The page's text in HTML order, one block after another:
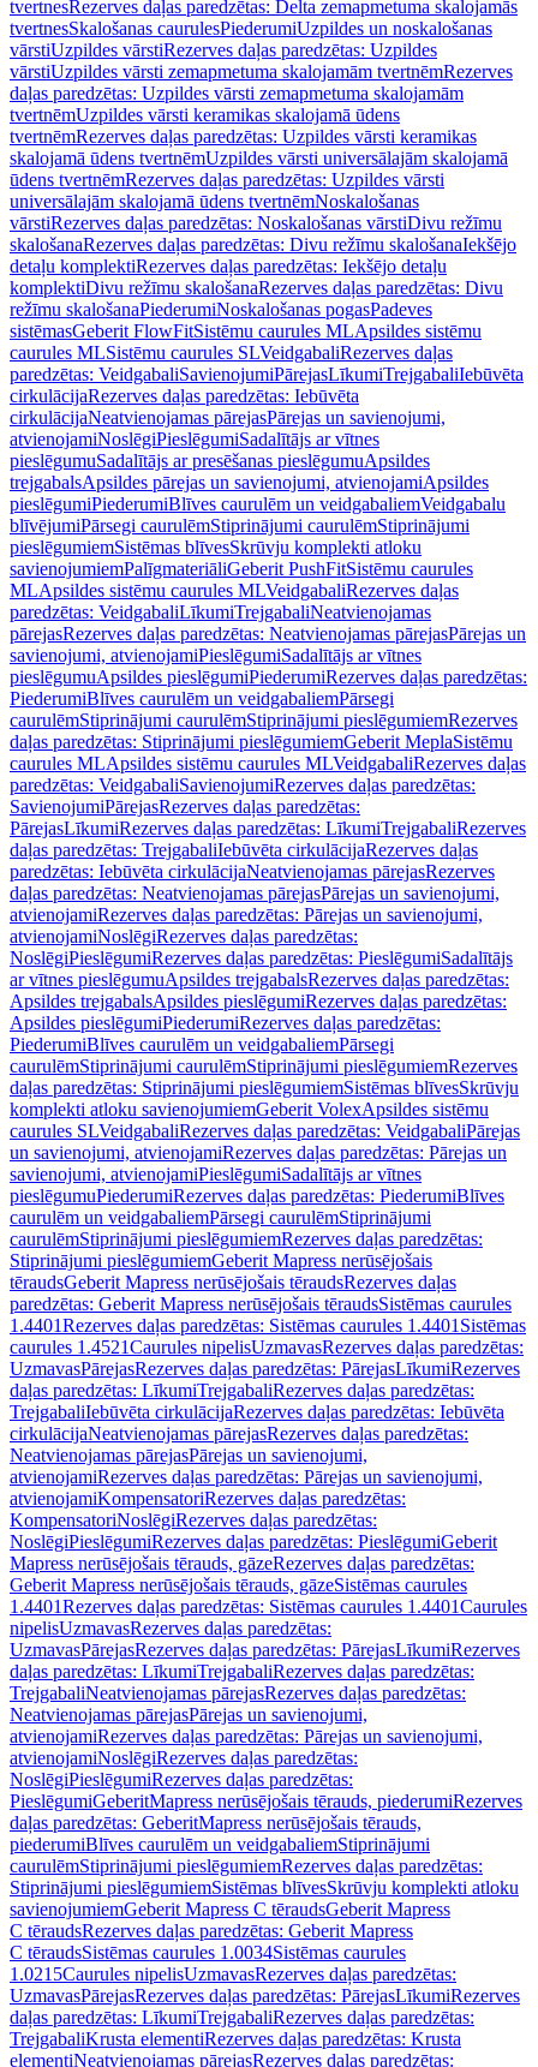
tvertnesRezerves daļas paredzētas: Delta zemapmetuma skalojamās
tvertnesSkalošanas caurulesPiederumiUzpildes un noskalošanas
vārstiUzpildes vārstiRezerves daļas paredzētas: Uzpildes
vārstiUzpildes vārsti zemapmetuma skalojamām tvertnēmRezerves
daļas paredzētas: Uzpildes vārsti zemapmetuma skalojamām
tvertnēmUzpildes vārsti keramikas skalojamā ūdens
tvertnēmRezerves daļas paredzētas: Uzpildes vārsti keramikas
skalojamā ūdens tvertnēmUzpildes vārsti universālajām skalojamā
ūdens tvertnēmRezerves daļas paredzētas: Uzpildes vārsti
universālajām skalojamā ūdens tvertnēmNoskalošanas
vārstiRezerves daļas paredzētas: Noskalošanas vārstiDivu režīmu
skalošanaRezerves daļas paredzētas: Divu režīmu skalošanaIekšējo
detaļu komplektiRezerves daļas paredzētas: Iekšējo detaļu
komplektiDivu režīmu skalošanaRezerves daļas paredzētas: Divu
režīmu skalošanaPiederumiNoskalošanas pogasPadeves
sistēmasGeberit FlowFitSistēmu caurules MLApsildes sistēmu
caurules MLSistēmu caurules SLVeidgabaliRezerves daļas
paredzētas: VeidgabaliSavienojumiPārejasLīkumiTrejgabaliIebūvēta
cirkulācijaRezerves daļas paredzētas: Iebūvēta
cirkulācijaNeatvienojamas pārejasPārejas un savienojumi,
atvienojamiNoslēgiPieslēgumiSadalītājs ar vītnes
pieslēgumuSadalītājs ar presēšanas pieslēgumuApsildes
trejgabalsApsildes pārejas un savienojumi, atvienojamiApsildes
pieslēgumiPiederumiBlīves caurulēm un veidgabaliemVeidgabalu
blīvējumiPārsegi caurulēmStiprinājumi caurulēmStiprinājumi
pieslēgumiemSistēmas blīvesSkrūvju komplekti atloku
savienojumiemPalīgmateriāliGeberit PushFitSistēmu caurules
MLApsildes sistēmu caurules MLVeidgabaliRezerves daļas
paredzētas: VeidgabaliLīkumiTrejgabaliNeatvienojamas
pārejasRezerves daļas paredzētas: Neatvienojamas pārejasPārejas un
savienojumi, atvienojamiPieslēgumiSadalītājs ar vītnes
pieslēgumuApsildes pieslēgumiPiederumiRezerves daļas paredzētas:
PiederumiBlīves caurulēm un veidgabaliemPārsegi
caurulēmStiprinājumi caurulēmStiprinājumi pieslēgumiemRezerves
daļas paredzētas: Stiprinājumi pieslēgumiemGeberit MeplaSistēmu
caurules MLApsildes sistēmu caurules MLVeidgabaliRezerves daļas
paredzētas: VeidgabaliSavienojumiRezerves daļas paredzētas:
SavienojumiPārejasRezerves daļas paredzētas:
PārejasLīkumiRezerves daļas paredzētas: LīkumiTrejgabaliRezerves
daļas paredzētas: TrejgabaliIebūvēta cirkulācijaRezerves daļas
paredzētas: Iebūvēta cirkulācijaNeatvienojamas pārejasRezerves
daļas paredzētas: Neatvienojamas pārejasPārejas un savienojumi,
atvienojamiRezerves daļas paredzētas: Pārejas un savienojumi,
atvienojamiNoslēgiRezerves daļas paredzētas:
NoslēgiPieslēgumiRezerves daļas paredzētas: PieslēgumiSadalītājs
ar vītnes pieslēgumuApsildes trejgabalsRezerves daļas paredzētas:
Apsildes trejgabalsApsildes pieslēgumiRezerves daļas paredzētas:
Apsildes pieslēgumiPiederumiRezerves daļas paredzētas:
PiederumiBlīves caurulēm un veidgabaliemPārsegi
caurulēmStiprinājumi caurulēmStiprinājumi pieslēgumiemRezerves
daļas paredzētas: Stiprinājumi pieslēgumiemSistēmas blīvesSkrūvju
komplekti atloku savienojumiemGeberit VolexApsildes sistēmu
caurules SLVeidgabaliRezerves daļas paredzētas: VeidgabaliPārejas
un savienojumi, atvienojamiRezerves daļas paredzētas: Pārejas un
savienojumi, atvienojamiPieslēgumiSadalītājs ar vītnes
pieslēgumuPiederumiRezerves daļas paredzētas: PiederumiBlīves
caurulēm un veidgabaliemPārsegi caurulēmStiprinājumi
caurulēmStiprinājumi pieslēgumiemRezerves daļas paredzētas:
Stiprinājumi pieslēgumiemGeberit Mapress nerūsējošais
tēraudsGeberit Mapress nerūsējošais tēraudsRezerves daļas
paredzētas: Geberit Mapress nerūsējošais tēraudsSistēmas caurules
1.4401Rezerves daļas paredzētas: Sistēmas caurules 1.4401 Sistēmas
caurules 1.4521Caurules nipelisUzmavasRezerves daļas paredzētas:
UzmavasPārejasRezerves daļas paredzētas: PārejasLīkumiRezerves
daļas paredzētas: LīkumiTrejgabaliRezerves daļas paredzētas:
TrejgabaliIebūvēta cirkulācijaRezerves daļas paredzētas: Iebūvēta
cirkulācijaNeatvienojamas pārejasRezerves daļas paredzētas:
Neatvienojamas pārejasPārejas un savienojumi,
atvienojamiRezerves daļas paredzētas: Pārejas un savienojumi,
atvienojamiKompensatoriRezerves daļas paredzētas:
KompensatoriNoslēgiRezerves daļas paredzētas:
NoslēgiPieslēgumiRezerves daļas paredzētas: PieslēgumiGeberit
Mapress nerūsējošais tērauds, gāzeRezerves daļas paredzētas:
Geberit Mapress nerūsējošais tērauds, gāzeSistēmas caurules
1.4401Rezerves daļas paredzētas: Sistēmas caurules 1.4401Caurules
nipelisUzmavasRezerves daļas paredzētas:
UzmavasPārejasRezerves daļas paredzētas: PārejasLīkumiRezerves
daļas paredzētas: LīkumiTrejgabaliRezerves daļas paredzētas:
TrejgabaliNeatvienojamas pārejasRezerves daļas paredzētas:
Neatvienojamas pārejasPārejas un savienojumi,
atvienojamiRezerves daļas paredzētas: Pārejas un savienojumi,
atvienojamiNoslēgiRezerves daļas paredzētas:
NoslēgiPieslēgumiRezerves daļas paredzētas:
PieslēgumiGeberitMapress nerūsējošais tērauds, piederumiRezerves
daļas paredzētas: GeberitMapress nerūsējošais tērauds,
piederumiBlīves caurulēm un veidgabaliemStiprinājumi
caurulēmStiprinājumi pieslēgumiemRezerves daļas paredzētas:
Stiprinājumi pieslēgumiemSistēmas blīvesSkrūvju komplekti atloku
savienojumiemGeberit Mapress C tēraudsGeberit Mapress
C tēraudsRezerves daļas paredzētas: Geberit Mapress
C tēraudsSistēmas caurules 1.0034Sistēmas caurules
1.0215Caurules nipelisUzmavasRezerves daļas paredzētas:
UzmavasPārejasRezerves daļas paredzētas: PārejasLīkumiRezerves
daļas paredzētas: LīkumiTrejgabaliRezerves daļas paredzētas:
TrejgabaliKrusta elementiRezerves daļas paredzētas: Krusta
elementiNeatvienojamas pārejasRezerves daļas paredzētas: